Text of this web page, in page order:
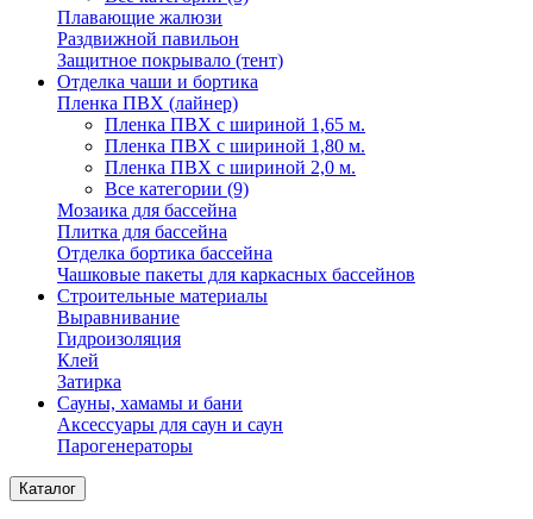
Плавающие жалюзи
Раздвижной павильон
Защитное покрывало (тент)
Отделка чаши и бортика
Пленка ПВХ (лайнер)
Пленка ПВХ с шириной 1,65 м.
Пленка ПВХ с шириной 1,80 м.
Пленка ПВХ с шириной 2,0 м.
Все категории (9)
Мозаика для бассейна
Плитка для бассейна
Отделка бортика бассейна
Чашковые пакеты для каркасных бассейнов
Строительные материалы
Выравнивание
Гидроизоляция
Клей
Затирка
Сауны, хамамы и бани
Аксессуары для саун и саун
Парогенераторы
Каталог